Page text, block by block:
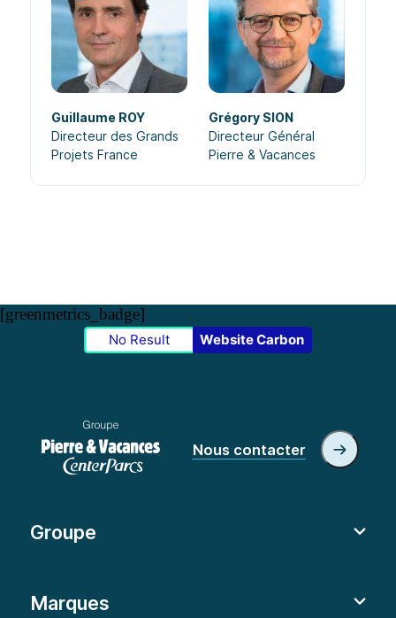
Guillaume ROY
Directeur des Grands
Projets France
Grégory SION
Directeur Général
Pierre & Vacances
[greenmetrics_badge]
No Result Website Carbon
Nous contacter
Groupe
Marques